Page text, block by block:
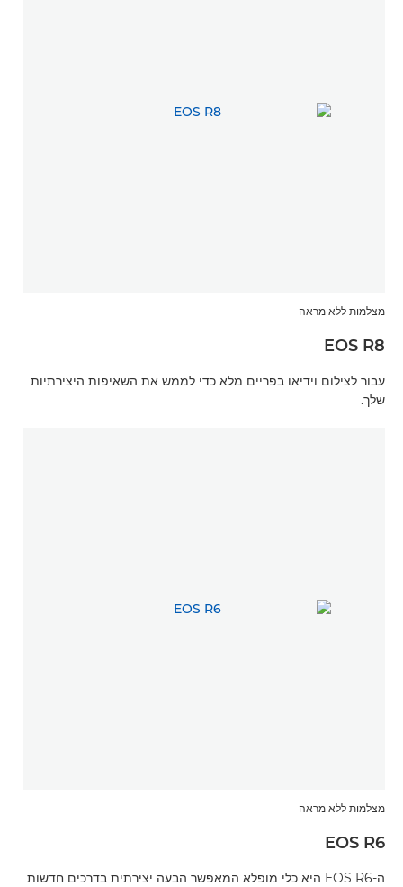
מצלמות ללא מראה
EOS R8
עבור לצילום וידיאו בפריים מלא כדי לממש את השאיפות היצירתיות
שלך.
מצלמות ללא מראה
EOS R6
ה-EOS R6 היא כלי מופלא המאפשר הבעה יצירתית בדרכים חדשות